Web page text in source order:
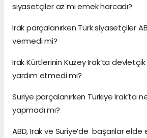
siyasetçiler az mı emek harcadı?
Irak parçalanırken Türk siyasetçiler
vermedi mi?
Irak Kürtlerinin Kuzey Irak’ta
yardım etmedi mi?
Suriye parçalanırken Türkiye Irak’ta
yapmadı mı?
ABD, Irak ve Suriye’de başarılar